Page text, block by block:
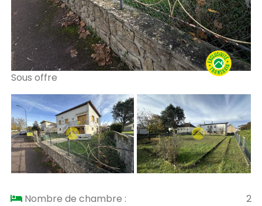
Sous offre
Nombre de chambre :
2